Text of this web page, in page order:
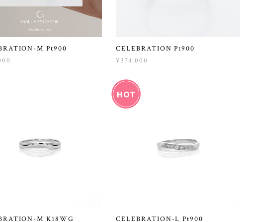
M Pt900 CELEBRATION Pt900
¥374,000
M K18WG CELEBRATION-L Pt900